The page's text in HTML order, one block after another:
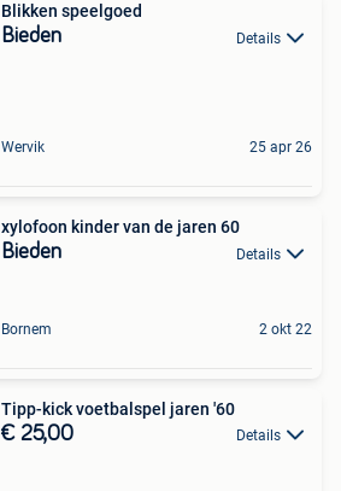
Blikken speelgoed
Bieden Details
Wervik 25 apr 26
xylofoon kinder van de jaren 60
Bieden Details
Bornem 2 okt 22
Tipp-kick voetbalspel jaren '60
€ 25,00 Details